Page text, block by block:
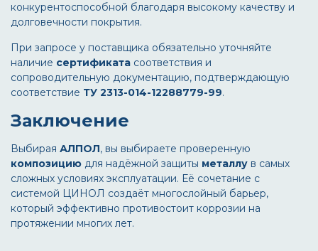
конкурентоспособной благодаря высокому качеству и
долговечности покрытия.
При запросе у поставщика обязательно уточняйте
наличие сертификата соответствия и
сопроводительную документацию, подтверждающую
соответствие ТУ 2313-014-12288779-99.
Заключение
Выбирая АЛПОЛ, вы выбираете проверенную
композицию для надёжной защиты металлу в самых
сложных условиях эксплуатации. Её сочетание с
системой ЦИНОЛ создаёт многослойный барьер,
который эффективно противостоит коррозии на
протяжении многих лет.